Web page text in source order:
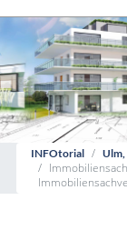
INFOtorial Ulm,